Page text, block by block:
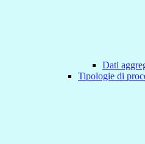
Dati
Tipologie di